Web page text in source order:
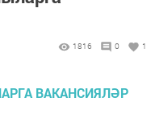
1816 0 1